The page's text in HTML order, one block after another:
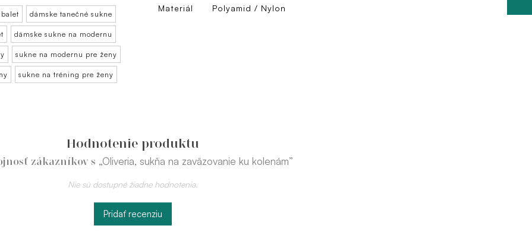
dámske tanečné sukne
dámske sukne na modernu
sukne na modernu pre ženy
sukne na tréning pre ženy
Materiál
Polyamid / Nylon
Hodnotenie produktu
zákazníkov s „Oliveria, sukňa na zaväzovanie ku kolenám”
Nie sú dostupné žiadne hodnotenia.
Pridať recenziu